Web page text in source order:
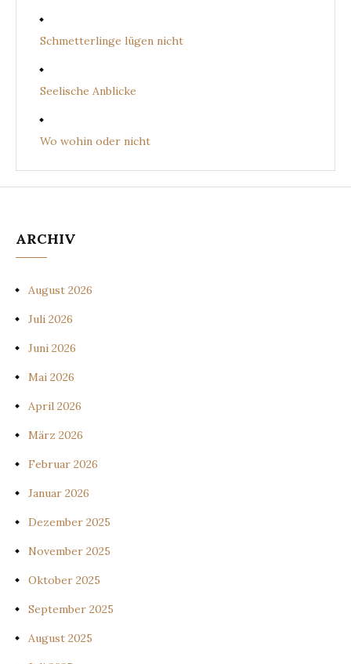
Schmetterlinge lügen nicht
Seelische Anblicke
Wo wohin oder nicht
ARCHIV
August 2026
Juli 2026
Juni 2026
Mai 2026
April 2026
März 2026
Februar 2026
Januar 2026
Dezember 2025
November 2025
Oktober 2025
September 2025
August 2025